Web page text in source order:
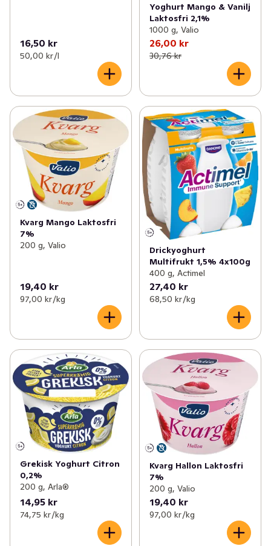
16,50 kr
50,00 kr /l
Yoghurt Mango & Vanilj
Laktosfri 2,1%
1000 g, Valio
26,00 kr
30,76 kr
Kvarg Mango Laktosfri
7%
200 g, Valio
19,40 kr
97,00 kr /kg
Drickyoghurt
Multifrukt 1,5% 4x100g
400 g, Actimel
27,40 kr
68,50 kr /kg
Grekisk Yoghurt Citron
0,2%
200 g, Arla®
14,95 kr
74,75 kr /kg
Kvarg Hallon Laktosfri
7%
200 g, Valio
19,40 kr
97,00 kr /kg